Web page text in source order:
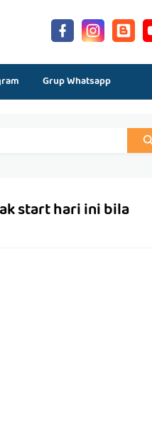
Grup Whatsapp
start hari ini bila